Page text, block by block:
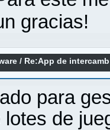
gracias!
/ Re:App de
para
de